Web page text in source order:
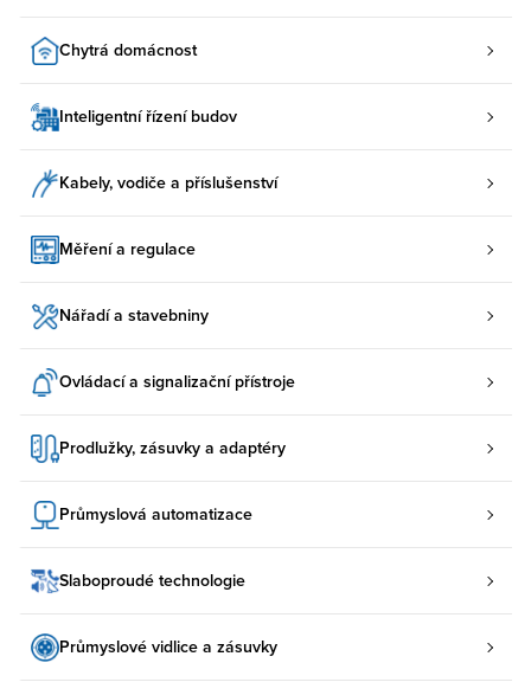
Chytrá domácnost
Inteligentní řízení budov
Kabely, vodiče a příslušenství
Měření a regulace
Nářadí a stavebniny
Ovládací a signalizační přístroje
Prodlužky, zásuvky a adaptéry
Průmyslová automatizace
Slaboproudé technologie
Průmyslové vidlice a zásuvky